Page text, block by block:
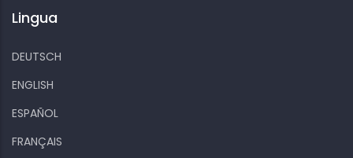
Lingua
DEUTSCH
ENGLISH
ESPAÑOL
FRANÇAIS